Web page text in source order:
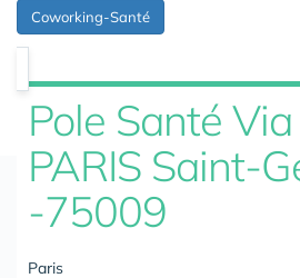
Coworking-Santé
Pole Santé
PARIS Saint-
-75009
Paris